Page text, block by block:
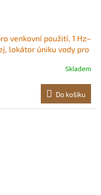
venkovní použití, 1 Hz–
lokátor úniku vody pro
a pouzdrem Dvojité
a robustní
Skladem
Do košíku